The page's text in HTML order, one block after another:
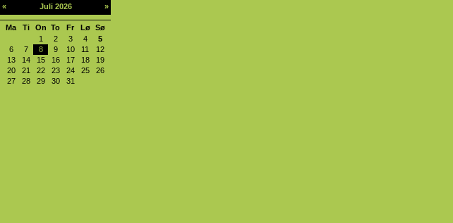
« »
Juli 2026
Ma Ti On To Fr Lø
Sø
1
2 3 4
5
6
7 8 9 10 11
12
13
14 15 16 17 18
19
20
21 22 23 24 25
26
27
28 29 30 31